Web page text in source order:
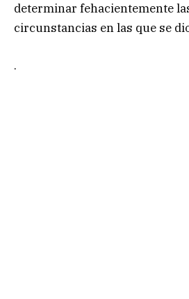
determinar fehacientemente
circunstancias en las que se
.